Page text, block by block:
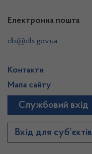
Електронна пошта
dls@dls.gov.ua
Контакти
Мапа сайту
Службовий вхід
Вхід для суб’єктів